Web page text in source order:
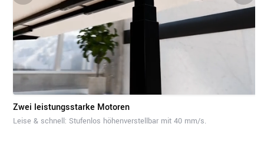
Zwei leistungsstarke Motoren
Leise & schnell: Stufenlos höhenverstellbar mit 40 mm/s.